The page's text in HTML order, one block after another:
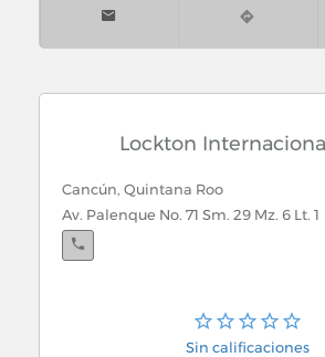
Lockton
Cancún, Quintana Roo
Av. Palenque No. 71 Sm. 29 Mz. 6 Lt. 1
Sin calificaciones